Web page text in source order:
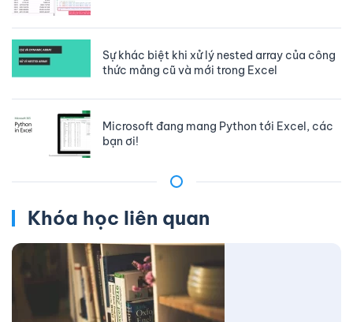
Sự khác biệt khi xử lý nested array của công
thức mảng cũ và mới trong Excel
Microsoft đang mang Python tới Excel, các
bạn ơi!
Khóa học liên quan